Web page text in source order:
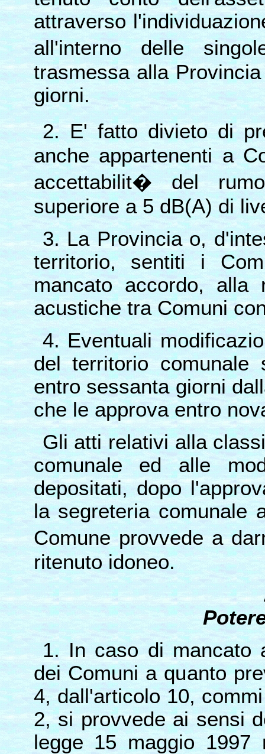
attraverso
all'interno delle
trasmessa alla
giorni.
2. E' fatto divieto di
anche appartenenti a
accettabilit� del
superiore a 5 dB(A) di
3. La Provincia o,
territorio, sentiti i
mancato accordo, alla
acustiche tra Comuni
4. Eventuali
del territorio comunale
entro sessanta giorni
che le approva entro
Gli atti relativi alla
comunale ed alle
depositati, dopo
la segreteria comunale
Comune provvede a
ritenuto idoneo.
1. In caso di mancato
dei Comuni a quanto
4, dall'articolo 10,
2, si provvede ai sensi
legge 15 maggio